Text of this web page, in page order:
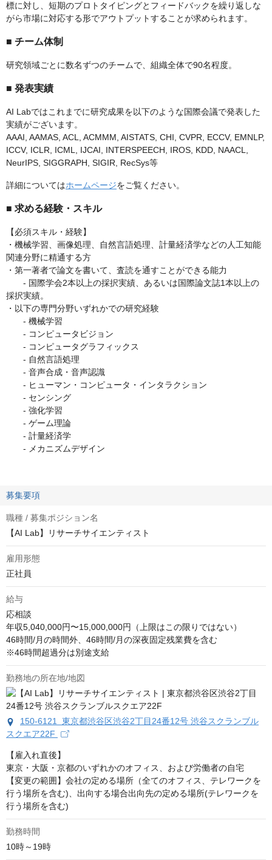
標に対し、短期のプロトタイピングとフィードバックを繰り返しな
がら市場に対応する形でアウトプットすることが求められます。
■ チーム体制
研究領域ごとに数名ずつのチームで、組織全体で90名程度。
■ 発表実績
AI Labではこれまでに研究成果を以下のような国際会議で発表した
実績がございます。
AAAI, AAMAS, ACL, ACMMM, AISTATS, CHI, CVPR, ECCV, EMNLP,
ICCV, ICLR, ICML, IJCAI, INTERSPEECH, IROS, KDD, NAACL,
NeurIPS, SIGGRAPH, SIGIR, RecSys等
詳細についてはホームページをご覧ください。
■ 求める経験・スキル
【必須スキル・経験】
・機械学習、画像処理、自然言語処理、計量経済学などの人工知能
関連分野に精通する方
・第一著者で論文を書いて、査読を通すことができる能力
- 国際学会2本以上の採択実績、あるいは国際論文誌1本以上の
採択実績。
・以下の専門分野いずれかでの研究経験
- 機械学習
- コンピュータビジョン
- コンピュータグラフィックス
- 自然言語処理
- 音声合成・音声認識
- ヒューマン・コンピュータ・インタラクション
- センシング
- 強化学習
- ゲーム理論
- 計量経済学
- メカニズムデザイン
募集要項
職種 / 募集ポジション名
【AI Lab】リサーチサイエンティスト
雇用形態
正社員
給与
応相談
年収5,040,000円〜15,000,000円（上限はこの限りではない）
46時間/月の時間外、46時間/月の深夜固定残業費を含む
※46時間超過分は別途支給
勤務地の所在地/地図
150-6121 東京都渋谷区渋谷2丁目24番12号 渋谷スクランブル
スクエア22F
【雇入れ直後】
東京・大阪・京都のいずれかのオフィス、および労働者の自宅
【変更の範囲】会社の定める場所（全てのオフィス、テレワークを
行う場所を含む)、出向する場合出向先の定める場所(テレワークを
行う場所を含む)
勤務時間
10時～19時